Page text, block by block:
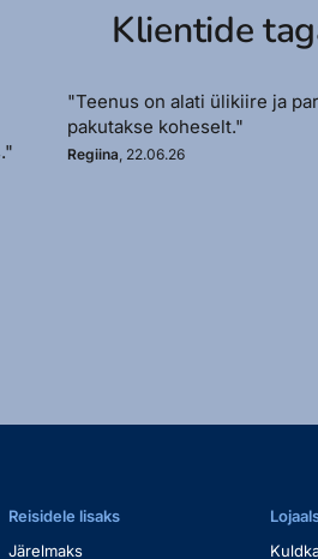
Klientide
"Teenus on alati ülikiire ja
pakutakse koheselt."
Regiina , 22.06.26
Reisidele lisaks
Järelmaks